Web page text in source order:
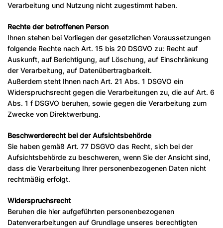
Verarbeitung und Nutzung nicht zugestimmt haben.
Rechte der betroffenen Person
Ihnen stehen bei Vorliegen der gesetzlichen Voraussetzungen
folgende Rechte nach Art. 15 bis 20 DSGVO zu: Recht auf
Auskunft, auf Berichtigung, auf Löschung, auf Einschränkung
der Verarbeitung, auf Datenübertragbarkeit.
Außerdem steht Ihnen nach Art. 21 Abs. 1 DSGVO ein
Widerspruchsrecht gegen die Verarbeitungen zu, die auf Art. 6
Abs. 1 f DSGVO beruhen, sowie gegen die Verarbeitung zum
Zwecke von Direktwerbung.
Beschwerderecht bei der Aufsichtsbehörde
Sie haben gemäß Art. 77 DSGVO das Recht, sich bei der
Aufsichtsbehörde zu beschweren, wenn Sie der Ansicht sind,
dass die Verarbeitung Ihrer personenbezogenen Daten nicht
rechtmäßig erfolgt.
Widerspruchsrecht
Beruhen die hier aufgeführten personenbezogenen
Datenverarbeitungen auf Grundlage unseres berechtigten